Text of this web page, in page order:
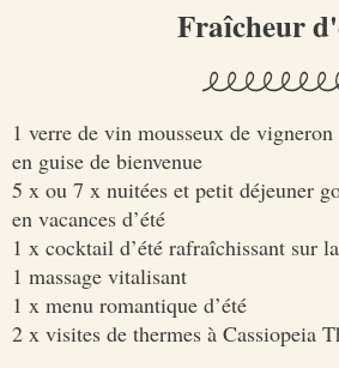
Fraîcheur
1 verre de vin mousseux de
en guise de bienvenue
5 x ou 7 x nuitées et petit déjeuner
en vacances d’été
1 x cocktail d’été rafraîchissant sur
1 massage vitalisant
1 x menu romantique d’été
2 x visites de thermes à Cassiopeia